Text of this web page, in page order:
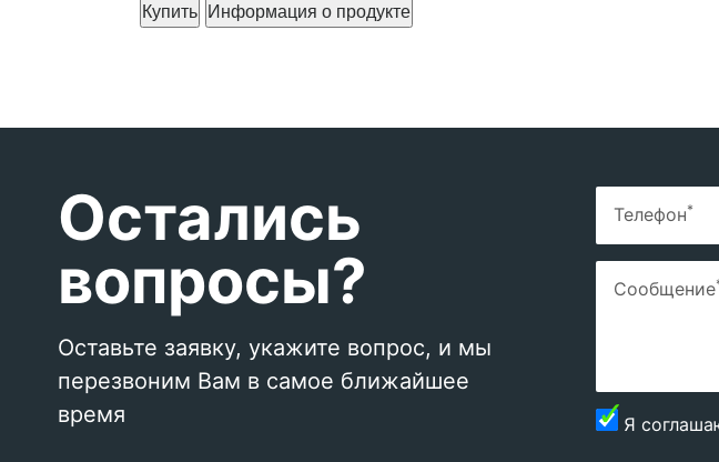
Купить Информация о продукте
Остались
вопросы?
Оставьте заявку, укажите вопрос, и мы
перезвоним Вам в самое ближайшее
время
Телефон*
Сообщение
Я